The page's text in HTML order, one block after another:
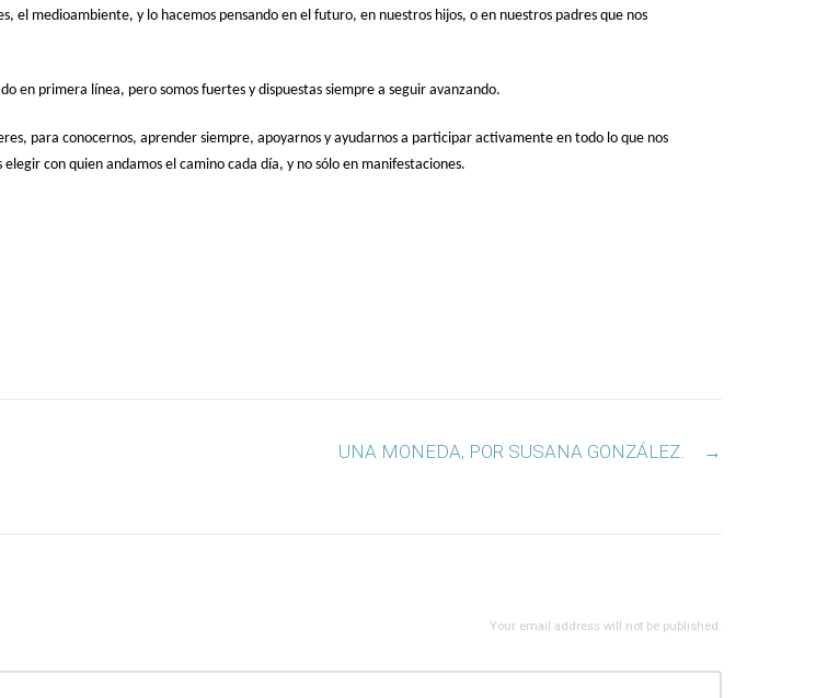
el medioambiente, y lo hacemos pensando en el futuro, en nuestros hijos, o en nuestros padres que nos
en primera línea, pero somos fuertes y dispuestas siempre a seguir avanzando.
para conocernos, aprender siempre, apoyarnos y ayudarnos a participar activamente en todo lo que nos
con quien andamos el camino cada día, y no sólo en manifestaciones.
UNA MONEDA, POR SUSANA GONZÁLEZ. →
Your email address will not be published.